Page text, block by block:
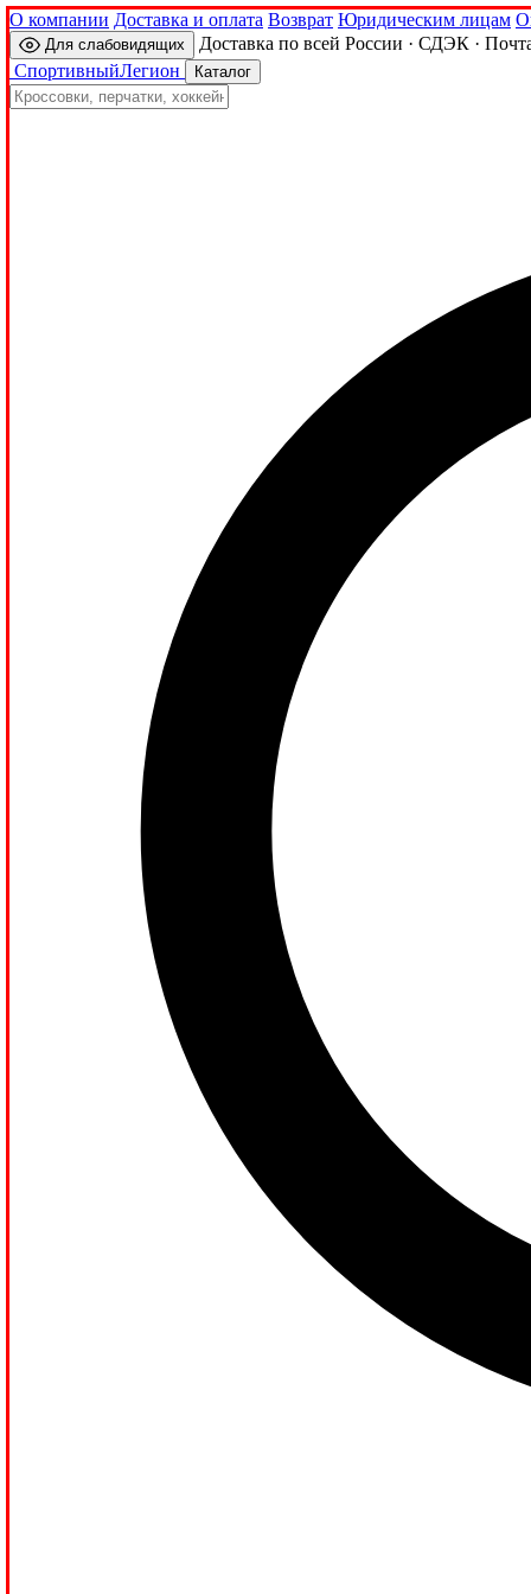
О компании Доставка и оплата Возврат Юридическим лицам
Для слабовидящих
Доставка по всей России · СДЭК ·
СпортивныйЛегион Каталог